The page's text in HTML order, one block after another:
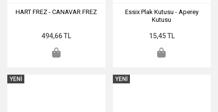
HART FREZ - CANAVAR FREZ
494,66 TL
Essix Plak Kutusu - Aperey
Kutusu
15,45 TL
YENİ YENİ